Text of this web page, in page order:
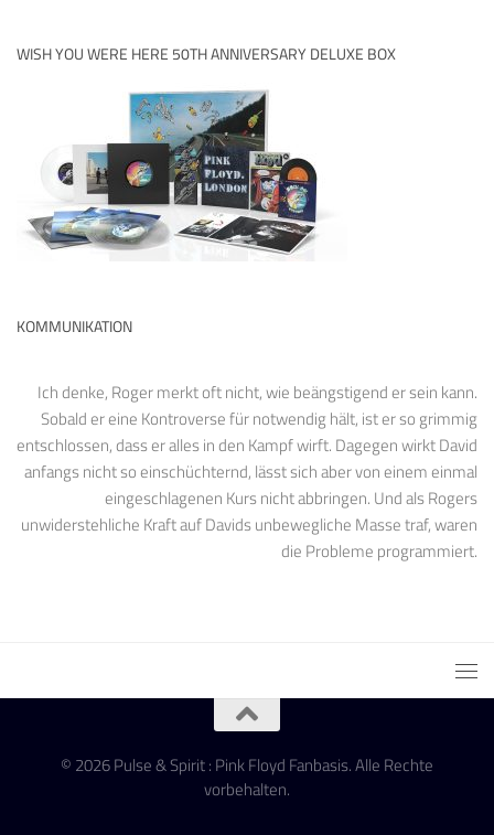
WISH YOU WERE HERE 50TH ANNIVERSARY DELUXE BOX
KOMMUNIKATION
Ich denke, Roger merkt oft nicht, wie beängstigend er sein kann.
Sobald er eine Kontroverse für notwendig hält, ist er so grimmig
entschlossen, dass er alles in den Kampf wirft. Dagegen wirkt David
anfangs nicht so einschüchternd, lässt sich aber von einem einmal
eingeschlagenen Kurs nicht abbringen. Und als Rogers
unwiderstehliche Kraft auf Davids unbewegliche Masse traf, waren
die Probleme programmiert.
© 2026 Pulse & Spirit : Pink Floyd Fanbasis. Alle Rechte
vorbehalten.